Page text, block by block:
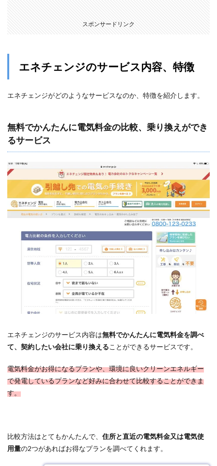
スポンサードリンク
エネチェンジのサービス内容、特徴
エネチェンジがどのようなサービスなのか、特徴を紹介します。
無料でかんたんに電気料金の比較、乗り換えができ
るサービス
エネチェンジのサービス内容は無料でかんたんに電気料金を調べ
て、契約したい会社に乗り換えることができるサービスです。
電気料金がお得になるプランや、環境に良いクリーンエネルギー
で発電しているプランなど好みに合わせて比較することができま
す。
比較方法はとてもかんたんで、 住所と直近の電気料金又は電気使
用量の2つがあればお得なプランを調べてくれます。